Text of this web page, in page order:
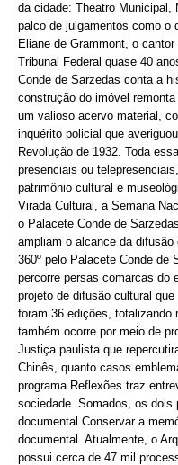
da cidade: Theatro
palco de julgamentos como o
Eliane de Grammont, o
Tribunal Federal quase 40
Conde de Sarzedas conta a
construção do imóvel
um valioso acervo material,
inquérito policial que
Revolução de 1932. Toda
presenciais ou
patrimônio cultural e
Virada Cultural, a Semana
o Palacete Conde de
ampliam o alcance da
360º pelo Palacete Conde de
percorre persas comarcas do
projeto de difusão cultural
foram 36 edições, totalizando
também ocorre por meio de
Justiça paulista que
Chinês, quanto casos
programa Reflexões traz
sociedade. Somados, os
documental Conservar a
documental. Atualmente, o
possui cerca de 47 mil